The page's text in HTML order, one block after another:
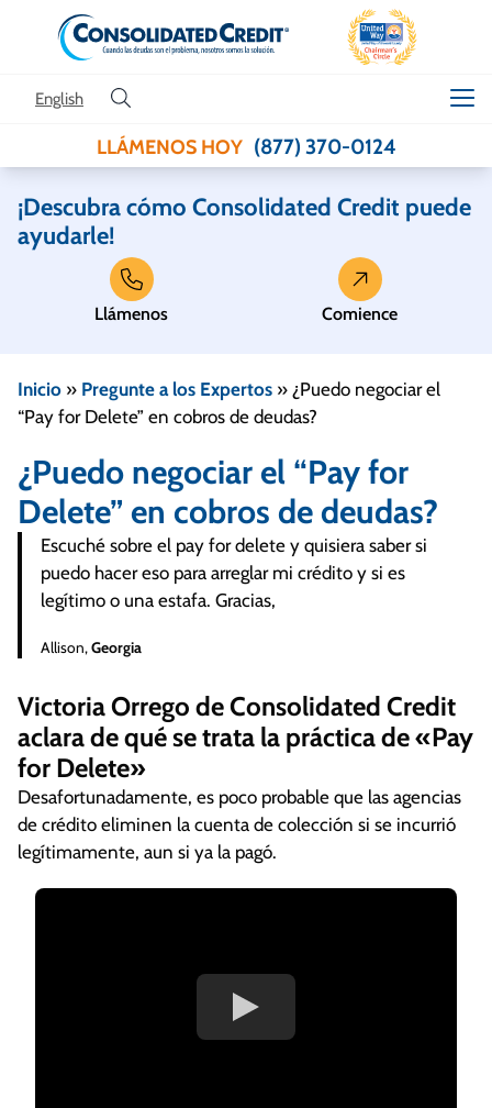
Skip to content
English
LLÁMENOS HOY (877) 370-0124
¡Descubra cómo Consolidated Credit puede
ayudarle!
Llámenos Comience
Inicio » Pregunte a los Expertos » ¿Puedo negociar el
“Pay for Delete” en cobros de deudas?
¿Puedo negociar el “Pay for
Delete” en cobros de deudas?
Escuché sobre el pay for delete y quisiera saber si
puedo hacer eso para arreglar mi crédito y si es
legítimo o una estafa. Gracias,
Allison,Georgia
Victoria Orrego de Consolidated Credit
aclara de qué se trata la práctica de «Pay
for Delete»
Desafortunadamente, es poco probable que las agencias
de crédito eliminen la cuenta de colección si se incurrió
legítimamente, aun si ya la pagó.